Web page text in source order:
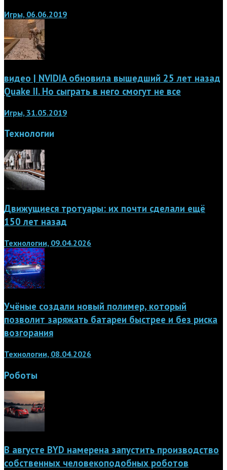
Игры, 06.06.2019
видео | NVIDIA обновила вышедший 25 лет назад
Quake II. Но сыграть в него смогут не все
Игры, 31.05.2019
Технологии
Движущиеся тротуары: их почти сделали ещё
150 лет назад
Технологии, 09.04.2026
Учёные создали новый полимер, который
позволит заряжать батареи быстрее и без риска
возгорания
Технологии, 08.04.2026
Роботы
В августе BYD намерена запустить производство
собственных человекоподобных роботов